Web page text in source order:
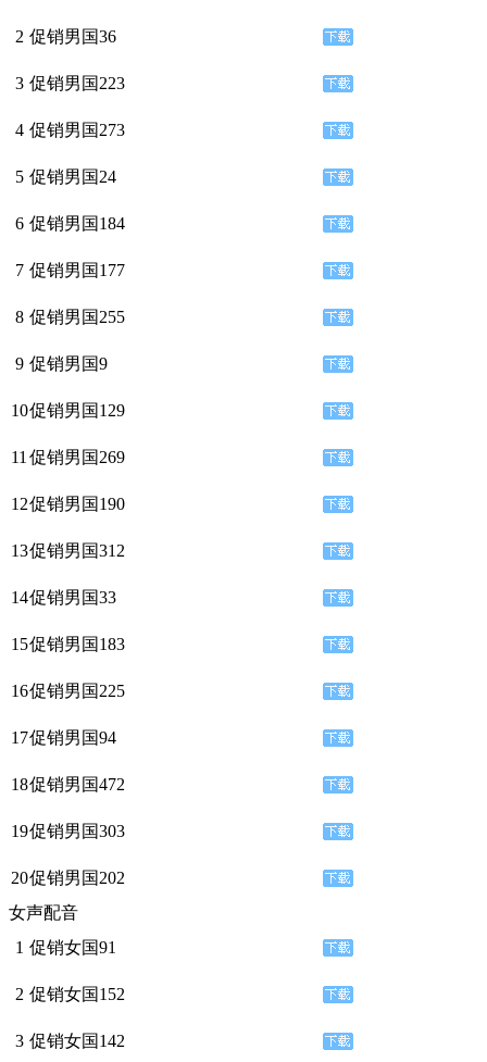
2 促销男国36
3 促销男国223
4 促销男国273
5 促销男国24
6 促销男国184
7 促销男国177
8 促销男国255
9 促销男国9
10促销男国129
11 促销男国269
12促销男国190
13促销男国312
14促销男国33
15促销男国183
16促销男国225
17促销男国94
18促销男国472
19促销男国303
20促销男国202
女声配音
1 促销女国91
2 促销女国152
3 促销女国142